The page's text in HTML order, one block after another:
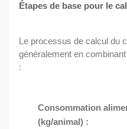
Étapes de base pour le
Le processus de calcul du
généralement en
:
Consommation
(kg/animal) :